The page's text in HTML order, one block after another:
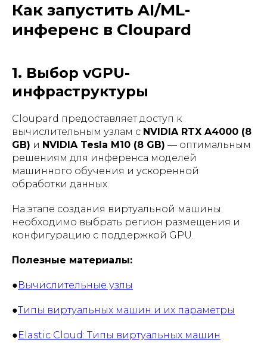
Как запустить AI/ML-
инференс в Cloupard
1. Выбор vGPU-
инфраструктуры
Cloupard предоставляет доступ к
вычислительным узлам с NVIDIA RTX A4000 (8
GB) и NVIDIA Tesla M10 (8 GB) — оптимальным
решениям для инференса моделей
машинного обучения и ускоренной
обработки данных.
На этапе создания виртуальной машины
необходимо выбрать регион размещения и
конфигурацию с поддержкой GPU.
Полезные материалы:
●Вычислительные узлы
●Типы виртуальных машин и их параметры
●Elastic Cloud: Типы виртуальных машин